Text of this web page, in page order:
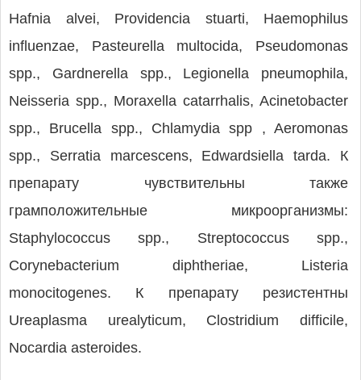
Hafnia alvei, Providencia stuarti, Haemophilus
influenzae, Pasteurella multocida, Pseudomonas
spp., Gardnerella spp., Legionella pneumophila,
Neisseria spp., Moraxella catarrhalis, Acinetobacter
spp., Brucella spp., Chlamydia spp , Aeromonas
spp., Serratia marcescens, Edwardsiella tarda. К
препарату чувствительны также
грамположительные микроорганизмы:
Staphylococcus spp., Streptococcus spp.,
Corynebacterium diphtheriae, Listeria
monocitogenes. К препарату резистентны
Ureaplasma urealyticum, Clostridium difficile,
Nocardia asteroides.